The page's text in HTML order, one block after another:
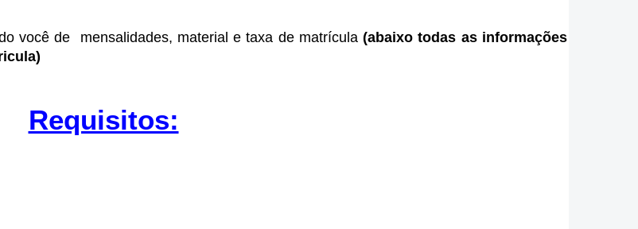
você de mensalidades, material e taxa de matrícula(abaixo todas as informações
Requisitos: